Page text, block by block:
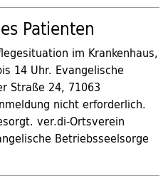
Patienten
im Krankenhaus,
14 Uhr. Evangelische
Straße 24, 71063
nicht erforderlich.
ver.di-Ortsverein
Betriebsseelsorge